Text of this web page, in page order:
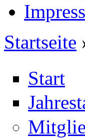
Sie sind hier
Startseite
Start